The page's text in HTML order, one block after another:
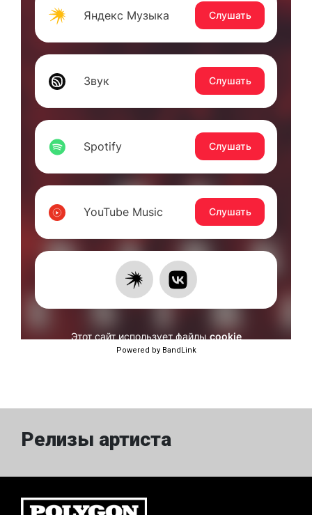
Powered by BandLink
Релизы артиста